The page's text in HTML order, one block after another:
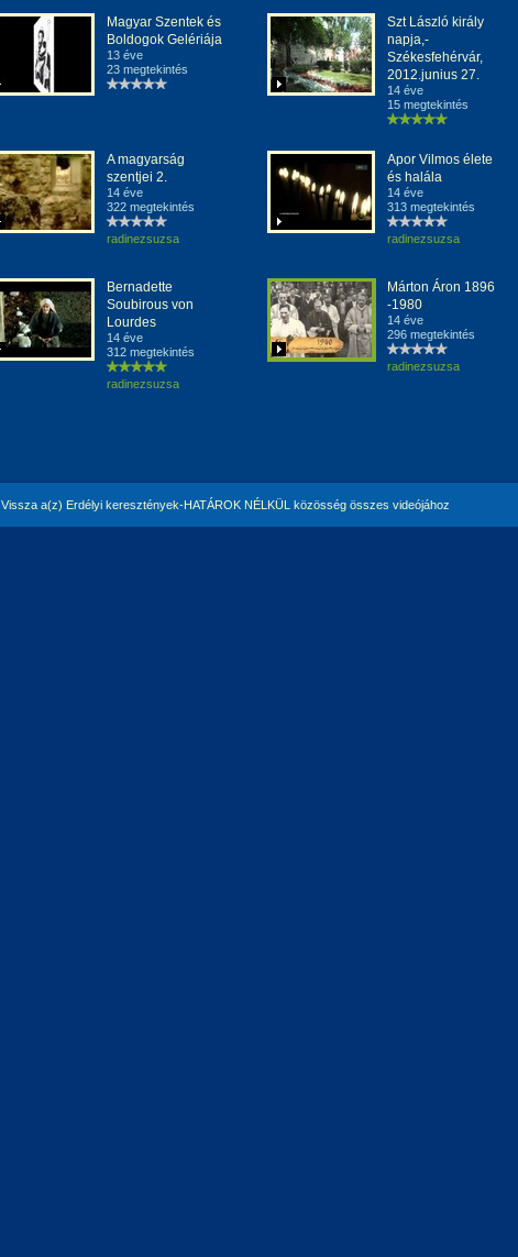
Magyar Szentek és
Boldogok Gelériája
13 éve
23 megtekintés
Szt László király
napja,-
Székesfehérvár,
2012.junius 27.
14 éve
15 megtekintés
A magyarság
szentjei 2.
14 éve
322 megtekintés
radinezsuzsa
Apor Vilmos élete
és halála
14 éve
313 megtekintés
radinezsuzsa
Bernadette
Soubirous von
Lourdes
14 éve
312 megtekintés
radinezsuzsa
Márton Áron 1896
-1980
14 éve
296 megtekintés
radinezsuzsa
Vissza a(z) Erdélyi keresztények-HATÁROK NÉLKÜL közösség összes videójához